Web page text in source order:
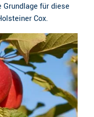
für diese
Cox.